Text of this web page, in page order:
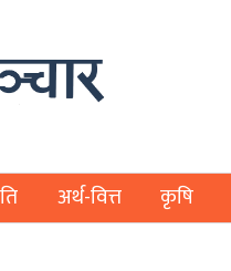
अर्थ-वित्त कृषि